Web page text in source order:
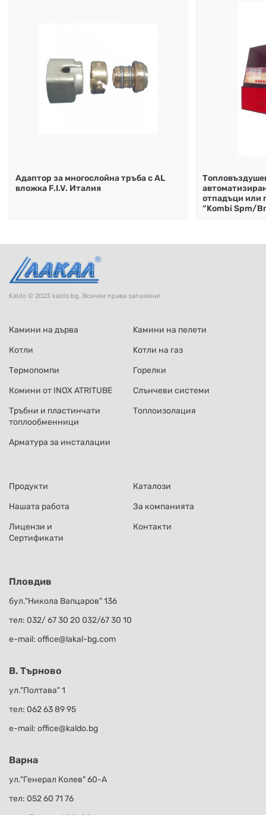
Адаптор за многослойна тръба с AL
вложка F.I.V. Италия
отпадъци или
“Kombi Spm/
Kaldo © 2023 kaldo.bg. Всички права запазени!
Камини на дърва
Kамини на пелети
Котли
Kотли на газ
Термопомпи
Горелки
Комини от INOX ATRITUBE
Слънчеви системи
Тръбни и пластинчати
топлообменници
Топлоизолация
Арматура за инсталации
Продукти
Каталози
Нашата работа
За компанията
Лицензи и
Сертификати
Контакти
Пловдив
бул."Никола Вапцаров" 136
тел: 032/ 67 30 20 032/67 30 10
е-mail: office@lakal-bg.com
В. Търново
ул."Полтава" 1
тел: 062 63 89 95
е-mail: office@kaldo.bg
Варна
ул."Генерал Колев" 60-А
тел: 052 60 71 76